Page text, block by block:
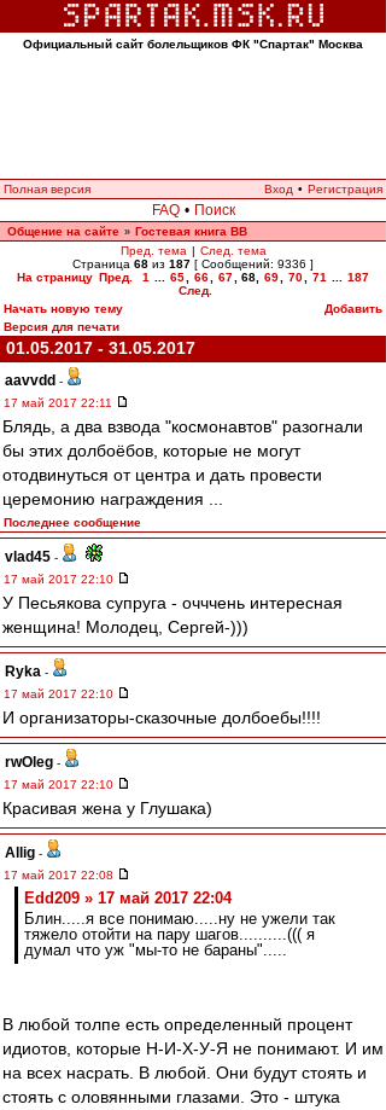
Официальный сайт болельщиков ФК "Спартак" Москва
Полная версия Вход • Регистрация
FAQ • Поиск
Общение на сайте » Гостевая книга ВВ
Пред. тема | След. тема
Страница 68 из 187 [ Сообщений: 9336 ]
На страницу Пред. 1 65 66 67 68 69 70 71
187
След.
Начать новую тему
Добавить
Версия для печати
01.05.2017 - 31.05.2017
aavvdd -
17 май 2017 22:11
Блядь, а два взвода "космонавтов" разогнали
бы этих долбоёбов, которые не могут
отодвинуться от центра и дать провести
церемонию награждения ...
Последнее сообщение
vlad45 -
17 май 2017 22:10
У Песьякова супруга - очччень интересная
женщина! Молодец, Сергей-)))
Ryka -
17 май 2017 22:10
И организаторы-сказочные долбоебы!!!!
rwOleg -
17 май 2017 22:10
Красивая жена у Глушака)
Allig -
17 май 2017 22:08
Edd209 » 17 май 2017 22:04
Блин.....я все понимаю.....ну не ужели так
тяжело отойти на пару шагов..........((( я
думал что уж "мы-то не бараны".....
В любой толпе есть определенный процент
идиотов, которые Н-И-Х-У-Я не понимают. И им
на всех насрать. В любой. Они будут стоять и
стоять с оловянными глазами. Это - штука